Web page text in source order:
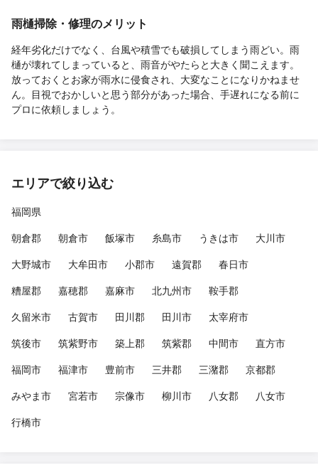
雨樋掃除・修理のメリット
経年劣化だけでなく、台風や積雪でも破損してしまう雨どい。雨
樋が壊れてしまっていると、雨音がやたらと大きく聞こえます。
放っておくとお家が雨水に侵食され、大変なことになりかねませ
ん。目視でおかしいと思う部分があった場合、手遅れになる前に
プロに依頼しましょう。
エリアで絞り込む
福岡県
朝倉郡
朝倉市 飯塚市 糸島市 うきは市
大川市
大野城市
大牟田市 小郡市 遠賀郡
春日市
糟屋郡
嘉穂郡 嘉麻市 北九州市
鞍手郡
久留米市
古賀市 田川郡 田川市
太宰府市
筑後市
筑紫野市 築上郡 筑紫郡 中間市
直方市
福岡市
福津市 豊前市 三井郡 三潴郡
京都郡
みやま市
宮若市 宗像市 柳川市 八女郡
八女市
行橋市